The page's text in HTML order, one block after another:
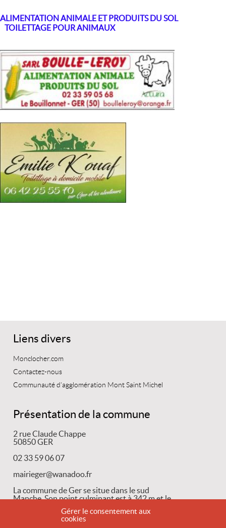
Gérer le consentement aux
cookies
ALIMENTATION ANIMALE ET PRODUITS DU SOL
TOILETTAGE POUR ANIMAUX
Liens divers
Monclocher.com
Contactez-nous
Communauté d’agglomération Mont Saint Michel
Présentation de la commune
2 rue Claude Chappe
50850 GER
02 33 59 06 07
mairieger@wanadoo.fr
La commune de Ger se situe dans le sud
Manche. Son point culminant est à 342 m et le